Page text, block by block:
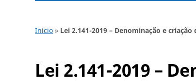
Início » Lei 2.141-2019 – Denominação e criação
Lei 2.141-2019 –